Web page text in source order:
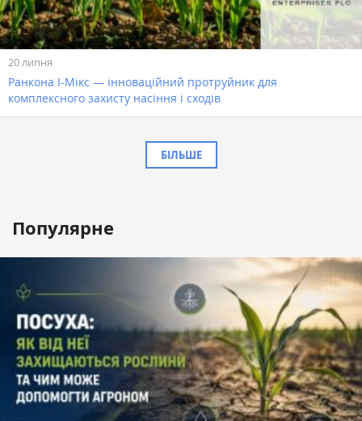
20 липня
Ранкона І-Мікс — інноваційний протруйник для
комплексного захисту насіння і сходів
БІЛЬШЕ
Популярне